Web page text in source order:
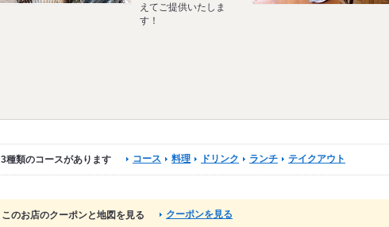
えてご提供いたしま
す！
3種類のコースがあります コース 料理 ドリンク ランチ テイクアウト
このお店のクーポンと地図を見る クーポンを見る